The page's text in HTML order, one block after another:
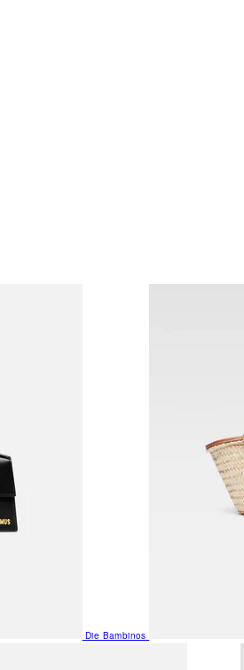
Die Bambinos